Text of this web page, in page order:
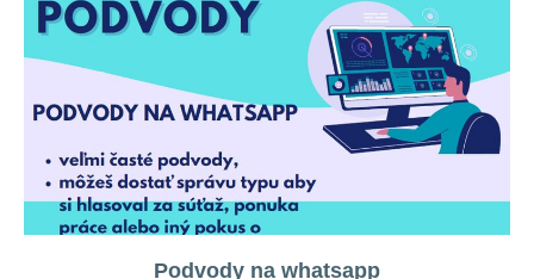
Podvody na whatsapp